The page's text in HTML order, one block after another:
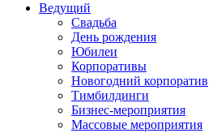
Ведущий
Свадьба
День рождения
Юбилеи
Корпоративы
Новогодний корпоратив
Тимбилдинги
Бизнес-мероприятия
Массовые мероприятия